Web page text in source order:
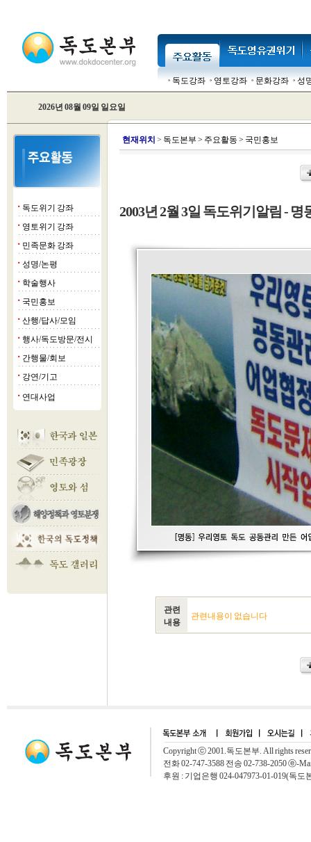
독도강좌 영토강좌 문화강좌 성
2026년 08월 09일 일요일
■ 독도위기 강좌
■ 영토위기 강좌
■ 민족문화 강좌
■ 성명/논평
■ 학술행사
■ 국민홍보
■ 산행/답사/모임
■ 행사/독도방문/전시
■ 간행물/회보
■ 강연/기고
■ 연대사업
현재위치 > 독도본부 > 주요활동 > 국민홍보
2003년 2월 3일 독도위기알림 - 명
관련
내용
관련내용이 없습니다
Copyright ⓒ 2001.독도본부. All rights
전화 02-747-3588 전송 02-738-2050 ⓔ-
후원 : 기업은행 024-047973-01-019(독도